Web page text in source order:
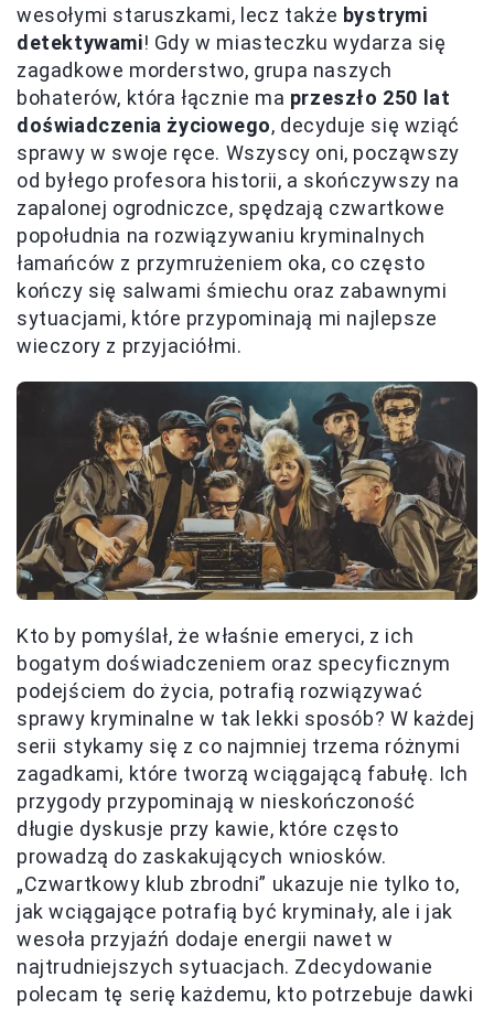
wesołymi staruszkami, lecz także bystrymi
detektywami! Gdy w miasteczku wydarza się
zagadkowe morderstwo, grupa naszych
bohaterów, która łącznie ma przeszło 250 lat
doświadczenia życiowego, decyduje się wziąć
sprawy w swoje ręce. Wszyscy oni, począwszy
od byłego profesora historii, a skończywszy na
zapalonej ogrodniczce, spędzają czwartkowe
popołudnia na rozwiązywaniu kryminalnych
łamańców z przymrużeniem oka, co często
kończy się salwami śmiechu oraz zabawnymi
sytuacjami, które przypominają mi najlepsze
wieczory z przyjaciółmi.
Kto by pomyślał, że właśnie emeryci, z ich
bogatym doświadczeniem oraz specyficznym
podejściem do życia, potrafią rozwiązywać
sprawy kryminalne w tak lekki sposób? W każdej
serii stykamy się z co najmniej trzema różnymi
zagadkami, które tworzą wciągającą fabułę. Ich
przygody przypominają w nieskończoność
długie dyskusje przy kawie, które często
prowadzą do zaskakujących wniosków.
„Czwartkowy klub zbrodni” ukazuje nie tylko to,
jak wciągające potrafią być kryminały, ale i jak
wesoła przyjaźń dodaje energii nawet w
najtrudniejszych sytuacjach. Zdecydowanie
polecam tę serię każdemu, kto potrzebuje dawki